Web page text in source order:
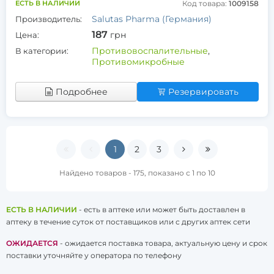
ЕСТЬ В НАЛИЧИИ Код товара: 1009158
Производитель: Salutas Pharma (Германия)
Цена: 187 грн
В категории: Противовоспалительные,
Противомикробные
Подробнее Резервировать
1 2 3
Найдено товаров - 175, показано с 1 по 10
ЕСТЬ В НАЛИЧИИ - есть в аптеке или может быть доставлен в
аптеку в течение суток от поставщиков или с других аптек сети
ОЖИДАЕТСЯ - ожидается поставка товара, актуальную цену и срок
поставки уточняйте у оператора по телефону